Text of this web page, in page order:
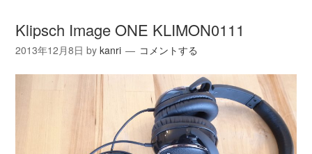
Klipsch Image ONE KLIMON0111
2013年12月8日 bykanri コメントする